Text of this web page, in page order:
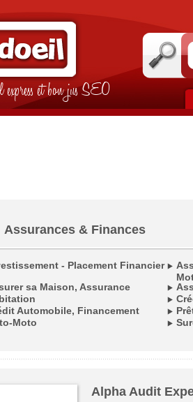
express et bon jus SEO
Assurances & Finances
- Placement Financier
sa Maison, Assurance
Automobile, Financement
Moto
Alpha Audit